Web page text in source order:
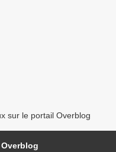
sur le portail Overblog